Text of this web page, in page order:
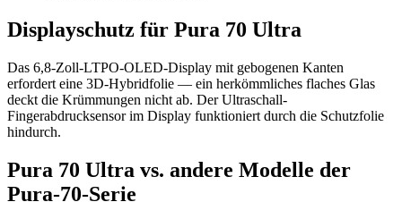
Displayschutz für Pura 70 Ultra
Das 6,8-Zoll-LTPO-OLED-Display mit gebogenen Kanten
erfordert eine 3D-Hybridfolie — ein herkömmliches flaches Glas
deckt die Krümmungen nicht ab. Der Ultraschall-
Fingerabdrucksensor im Display funktioniert durch die Schutzfolie
hindurch.
Pura 70 Ultra vs. andere Modelle der
Pura-70-Serie